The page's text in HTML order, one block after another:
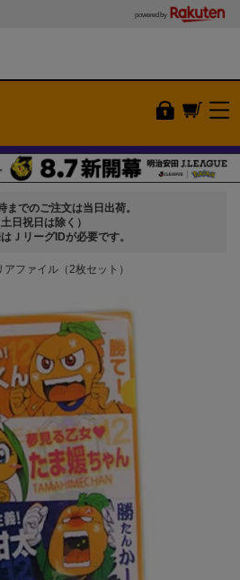
powered by
までのご注文は当日出荷。
土日祝日は除く）
ＪリーグIDが必要です。
アファイル（2枚セット）